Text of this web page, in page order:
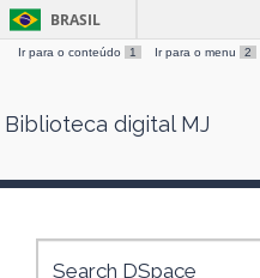
Skip
BRASIL
Ir para o conteúdo 1 Ir para o menu 2
Biblioteca digital MJ